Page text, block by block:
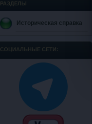
РАЗДЕЛЫ
Историческая справка
СОЦИАЛЬНЫЕ СЕТИ: